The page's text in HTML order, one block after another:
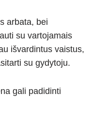
arbata, bei
su vartojamais
išvardintus vaistus,
su gydytoju.
gali padidinti